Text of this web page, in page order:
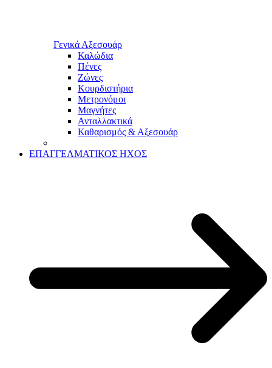
Γενικά Αξεσουάρ
Καλώδια
Πένες
Ζώνες
Κουρδιστήρια
Μετρονόμοι
Μαγνήτες
Ανταλλακτικά
Καθαρισμός & Αξεσουάρ
ΕΠΑΓΓΕΛΜΑΤΙΚΟΣ ΗΧΟΣ